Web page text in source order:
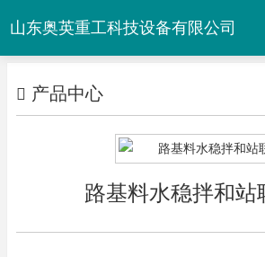
山东奥英重工科技设备有限公司
产品中心
路基料水稳拌和站